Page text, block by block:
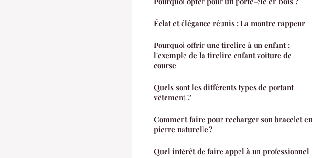
Éclat et élégance réunis : La montre rappeur
Pourquoi offrir une tirelire à un enfant :
l'exemple de la tirelire enfant voiture de
course
Quels sont les différents types de portant
vêtement ?
Comment faire pour recharger son bracelet en
pierre naturelle ?
Quel intérêt de faire appel à un professionnel